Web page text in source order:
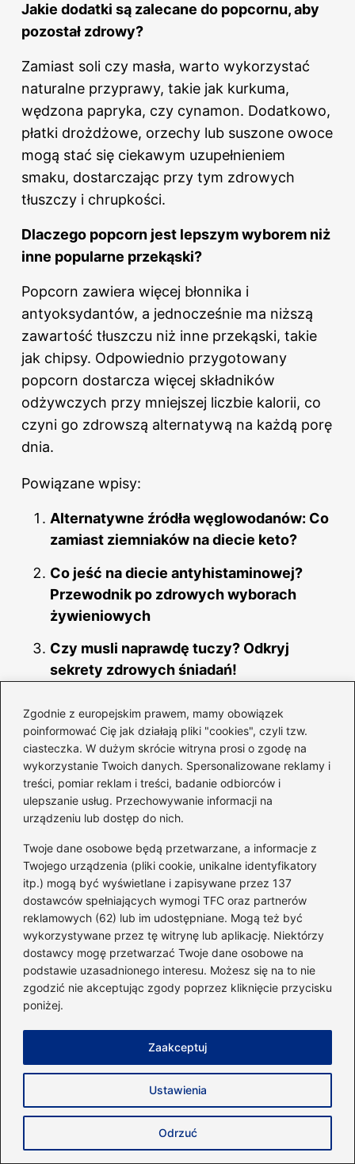
Zgodnie z europejskim prawem, mamy obowiązek
poinformować Cię jak działają pliki "cookies", czyli tzw.
ciasteczka. W dużym skrócie witryna prosi o zgodę na
wykorzystanie Twoich danych. Spersonalizowane reklamy i
treści, pomiar reklam i treści, badanie odbiorców i
ulepszanie usług. Przechowywanie informacji na
urządzeniu lub dostęp do nich.
Twoje dane osobowe będą przetwarzane, a informacje z
Twojego urządzenia (pliki cookie, unikalne identyfikatory
itp.) mogą być wyświetlane i zapisywane przez 137
dostawców spełniających wymogi TFC oraz partnerów
reklamowych (62) lub im udostępniane. Mogą też być
wykorzystywane przez tę witrynę lub aplikację. Niektórzy
dostawcy mogę przetwarzać Twoje dane osobowe na
podstawie uzasadnionego interesu. Możesz się na to nie
zgodzić nie akceptując zgody poprzez kliknięcie przycisku
poniżej.
Ustawienia
Odrzuć
Zaakceptuj
Jakie dodatki są zalecane do popcornu, aby
pozostał zdrowy?
Zamiast soli czy masła, warto wykorzystać
naturalne przyprawy, takie jak kurkuma,
wędzona papryka, czy cynamon. Dodatkowo,
płatki drożdżowe, orzechy lub suszone owoce
mogą stać się ciekawym uzupełnieniem
smaku, dostarczając przy tym zdrowych
tłuszczy i chrupkości.
Dlaczego popcorn jest lepszym wyborem niż
inne popularne przekąski?
Popcorn zawiera więcej błonnika i
antyoksydantów, a jednocześnie ma niższą
zawartość tłuszczu niż inne przekąski, takie
jak chipsy. Odpowiednio przygotowany
popcorn dostarcza więcej składników
odżywczych przy mniejszej liczbie kalorii, co
czyni go zdrowszą alternatywą na każdą porę
dnia.
Powiązane wpisy:
Alternatywne źródła węglowodanów: Co
zamiast ziemniaków na diecie keto?
Co jeść na diecie antyhistaminowej?
Przewodnik po zdrowych wyborach
żywieniowych
Czy musli naprawdę tuczy? Odkryj
sekrety zdrowych śniadań!
dietę, aby czuć się lepiej?
Alkohol – sprzymierzeniec w
odchudzaniu czy pułapka dla ciała?
Odkryj tajniki diety karniwora: Co jeść,
Co zdrowego zjeść po wieczornym
treningu na siłowni?
Sekrety pierwszej fazy diety Dukana – na
czym polega skuteczne odchudzanie?
Czy dieta cud w wykonaniu Wandy
Baltazy naprawdę działa?
Korzyści zdrowotne popcornu
Niskokaloryczne przekąski
Przepisy na zdrowy popcorn